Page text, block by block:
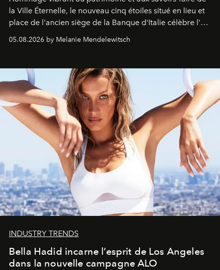
la Ville Éternelle, le nouveau cinq étoiles situé en lieu et
place de l'ancien siège de la Banque d'Italie célèbre l'art
de vivre Romain dans toute son élégance intemporelle.
05.08.2026 by Melanie Mendelewitsch
INDUSTRY TRENDS
Bella Hadid incarne l’esprit de Los Angeles
dans la nouvelle campagne ALO